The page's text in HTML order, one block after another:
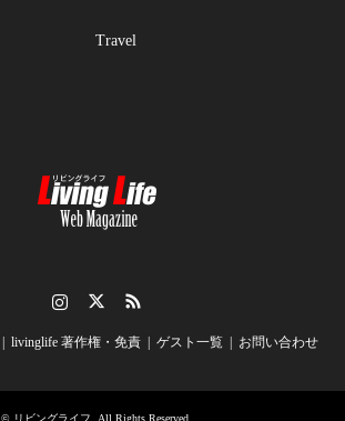
Travel
livinglife 著作権・免責 ゲスト一覧 お問い合わせ
© リビングライフ . All Rights Reserved.